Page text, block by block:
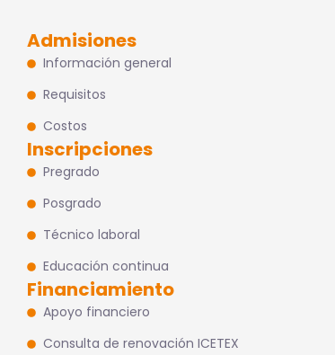
Admisiones
Información general
Requisitos
Costos
Inscripciones
Pregrado
Posgrado
Técnico laboral
Educación continua
Financiamiento
Apoyo financiero
Consulta de renovación ICETEX